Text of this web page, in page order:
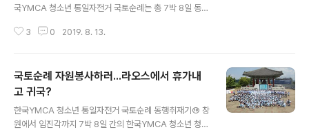
국YMCA 청소년 통일자전거 국토순례는 총 7박 8일 동안
쳤습니다. 앞서 한 번 소개하였듯이 이번 청소년 통일자전
호응하는 NO-PET 실천이었습니다. 지난 15회까지 청소
년 자전거 국토순례를 진행하면서 플라스틱 병에 담긴 생
수를 매년 1만 병 이상 소비하였습니다. 참가 규모에 따라
조금씩 달랐지만 1만 병 내외의 500ml 생수를 마시고 재
3 0 2019. 8. 13.
국토순례 자원봉사하러...라오스에서 휴가내
고 귀국?
한국YMCA 청소년 통일자전거 국토순례 동행취재기⑩ 창
원에서 임진각까지 7박 8일 간의 한국YMCA 청소년 청소